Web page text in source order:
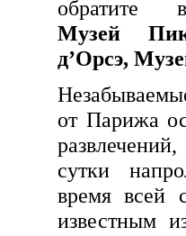
обратите
Музей
д’Орсэ,
от Парижа
сутки
время всей
известным